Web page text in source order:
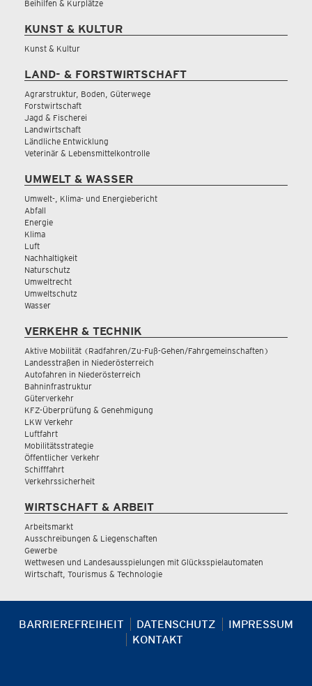
Beihilfen & Kurplätze
KUNST & KULTUR
Kunst & Kultur
LAND- & FORSTWIRTSCHAFT
Agrarstruktur, Boden, Güterwege
Forstwirtschaft
Jagd & Fischerei
Landwirtschaft
Ländliche Entwicklung
Veterinär & Lebensmittelkontrolle
UMWELT & WASSER
Umwelt-, Klima- und Energiebericht
Abfall
Energie
Klima
Luft
Nachhaltigkeit
Naturschutz
Umweltrecht
Umweltschutz
Wasser
VERKEHR & TECHNIK
Aktive Mobilität (Radfahren/Zu-Fuß-Gehen/Fahrgemeinschaften)
Landesstraßen in Niederösterreich
Autofahren in Niederösterreich
Bahninfrastruktur
Güterverkehr
KFZ-Überprüfung & Genehmigung
LKW Verkehr
Luftfahrt
Mobilitätsstrategie
Öffentlicher Verkehr
Schifffahrt
Verkehrssicherheit
WIRTSCHAFT & ARBEIT
Arbeitsmarkt
Ausschreibungen & Liegenschaften
Gewerbe
Wettwesen und Landesausspielungen mit Glücksspielautomaten
Wirtschaft, Tourismus & Technologie
BARRIEREFREIHEIT DATENSCHUTZ
IMPRESSUM
KONTAKT